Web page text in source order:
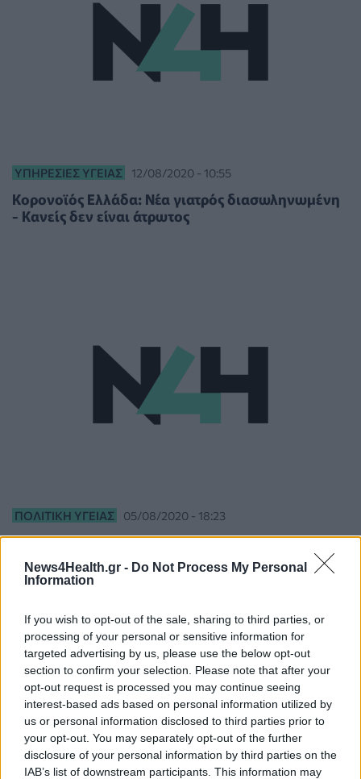
News4Health.gr - Do Not Process My Personal
Information
If you wish to opt-out of the sale, sharing to third parties, or
processing of your personal or sensitive information for
targeted advertising by us, please use the below opt-out
section to confirm your selection. Please note that after your
opt-out request is processed you may continue seeing
interest-based ads based on personal information utilized by
us or personal information disclosed to third parties prior to
your opt-out. You may separately opt-out of the further
disclosure of your personal information by third parties on the
IAB’s list of downstream participants. This information may
ΥΠΗΡΕΣΊΕΣ ΥΓΕΊΑΣ 12/08/2020 - 10:55
Κορονοϊός Ελλάδα: Νέα γιατρός διασωληνωμένη
- Κανείς δεν είναι άτρωτος
ΠΟΛΙΤΙΚΉ ΥΓΕΊΑΣ 05/08/2020 - 18:23
ΠΟΥ προς νέους: «Αναρωτηθείτε πρώτα αν
πρέπει να πάτε σε αυτό το πάρτι»